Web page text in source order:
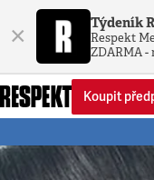
× Týdeník
Respekt
ZDARMA -
Koupit